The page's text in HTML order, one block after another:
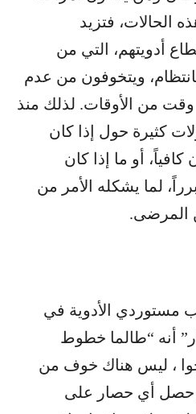
الحالات، فتزيد
أدويتهم، التي من
ويتخوفون من عدم
وقت من الأوقات. لذلك منذ
كثيرة حول إذا كان
أو ما إذا كان
لما يشكله الأمر من
المرضى.
مستوردي الأدوية في
أنه “طالما خطوط
جوا ، ليس هناك خوف من
حصل أي حصار على